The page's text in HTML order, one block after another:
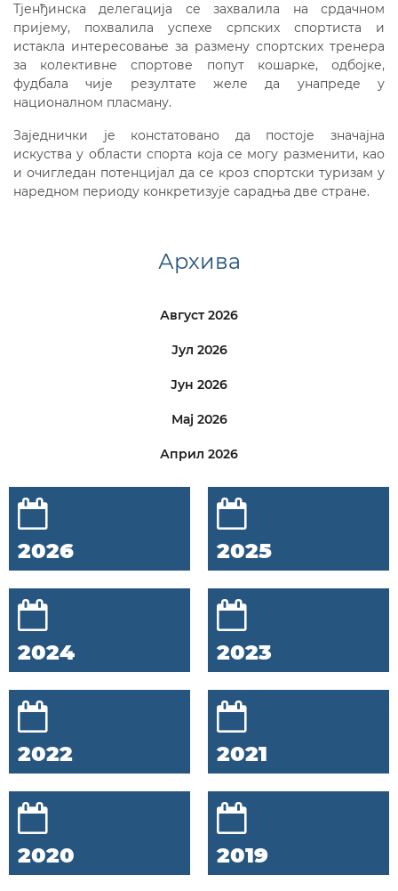
Тјенђинска делегација се захвалила на срдачном
пријему, похвалила успехе српских спортиста и
истакла интересовање за размену спортских тренера
за колективне спортове попут кошарке, одбојке,
фудбала чије резултате желе да унапреде у
националном пласману.
Заједнички је констатовано да постоје значајна
искуства у области спорта која се могу разменити, као
и очигледан потенцијал да се кроз спортски туризам у
наредном периоду конкретизује сарадња две стране.
Архива
Август 2026
Јул 2026
Јун 2026
Мај 2026
Април 2026
2026 2025
2024 2023
2022 2021
2020 2019